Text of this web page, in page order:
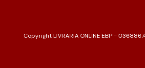
Copyright LIVRARIA ONLINE EBP -